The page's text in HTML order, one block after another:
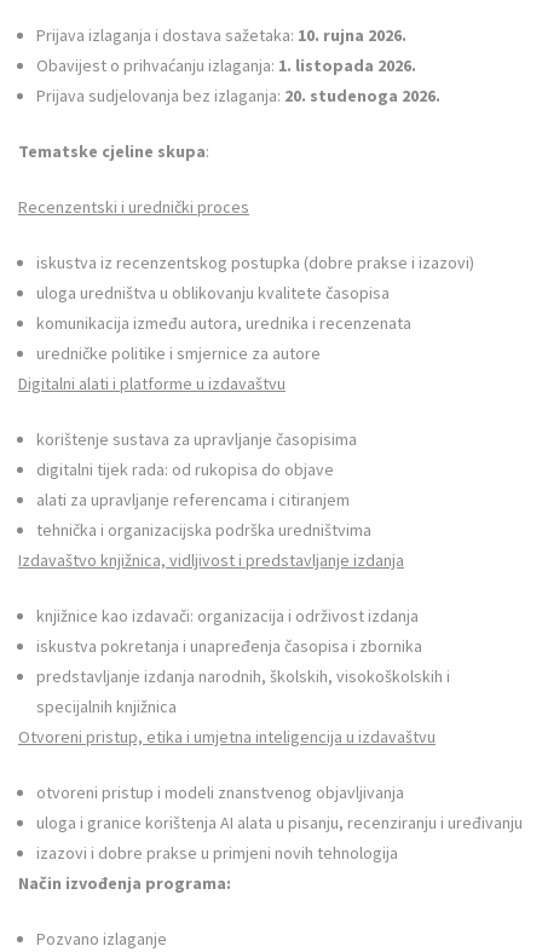
Prijava izlaganja i dostava sažetaka: 10. rujna 2026.
Obavijest o prihvaćanju izlaganja: 1. listopada 2026.
Prijava sudjelovanja bez izlaganja: 20. studenoga 2026.
Tematske cjeline skupa:
Recenzentski i urednički proces
iskustva iz recenzentskog postupka (dobre prakse i izazovi)
uloga uredništva u oblikovanju kvalitete časopisa
komunikacija između autora, urednika i recenzenata
uredničke politike i smjernice za autore
Digitalni alati i platforme u izdavaštvu
korištenje sustava za upravljanje časopisima
digitalni tijek rada: od rukopisa do objave
alati za upravljanje referencama i citiranjem
tehnička i organizacijska podrška uredništvima
Izdavaštvo knjižnica, vidljivost i predstavljanje izdanja
knjižnice kao izdavači: organizacija i održivost izdanja
iskustva pokretanja i unapređenja časopisa i zbornika
predstavljanje izdanja narodnih, školskih, visokoškolskih i
specijalnih knjižnica
Otvoreni pristup, etika i umjetna inteligencija u izdavaštvu
otvoreni pristup i modeli znanstvenog objavljivanja
uloga i granice korištenja AI alata u pisanju, recenziranju i uređivanju
izazovi i dobre prakse u primjeni novih tehnologija
Način izvođenja programa:
Pozvano izlaganje